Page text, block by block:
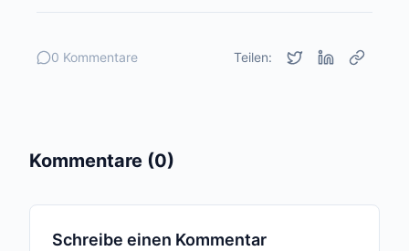
0 Kommentare Teilen:
Kommentare (0)
Schreibe einen Kommentar